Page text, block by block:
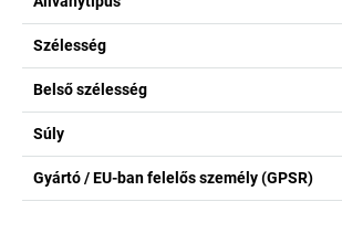
Szélesség
Belső szélesség
Súly
Gyártó / EU-ban felelős személy (GPSR)